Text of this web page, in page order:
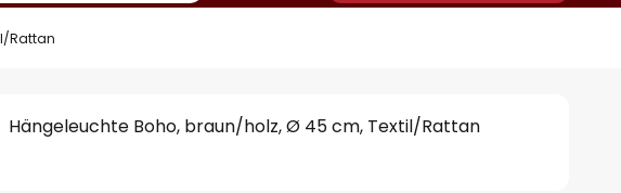
Rattan
Hängeleuchte Boho, braun/holz, Ø 45 cm, Textil/Rattan